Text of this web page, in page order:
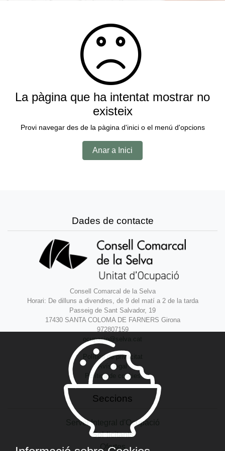
La pàgina que ha intentat mostrar no
existeix
Provi navegar des de la pàgina d'inici o el menú d'opcions
Anar a Inici
Dades de contacte
Consell Comarcal de la Selva
Horari: De dilluns a divendres, de 9 del matí a 2 de la tarda
Passeig de Sant Salvador, 19
17430 SANTA COLOMA DE FARNERS Girona
972807159
ocupacio@selva.cat
Política de privacitat
Avís legal
Política de cookies
Seccions
Servei Integral d'Ocupació
Sol·licitants
Ofertes